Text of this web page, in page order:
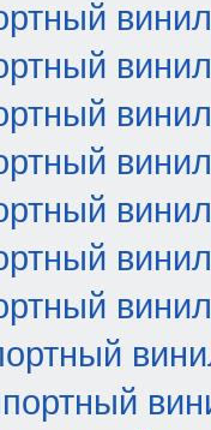
винил
винил
винил
винил
винил
винил
винил